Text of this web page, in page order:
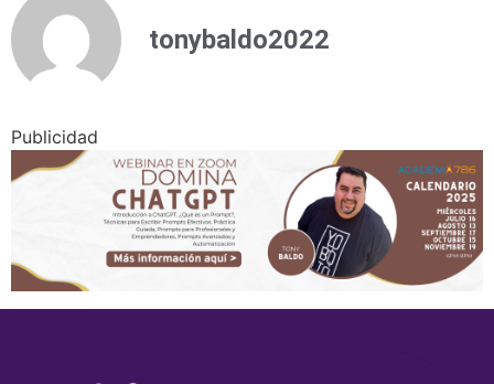
tonybaldo2022
Publicidad